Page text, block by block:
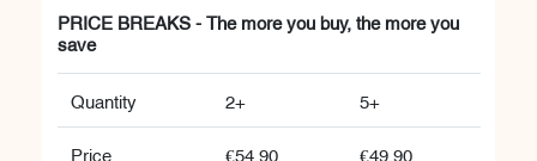
PRICE BREAKS - The more you buy, the more you
save
Quantity 2+ 5+
Price €54.90 €49.90